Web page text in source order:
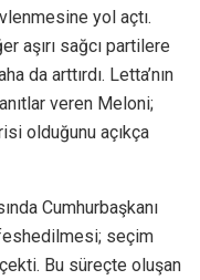
yol açtı.
aşırı sağcı partilere
da arttırdı. Letta’nın
veren Meloni;
olduğunu açıkça
Cumhurbaşkanı
seçim
Bu süreçte oluşan